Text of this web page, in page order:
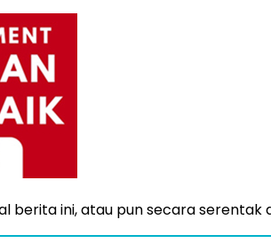
ini, atau pun secara serentak